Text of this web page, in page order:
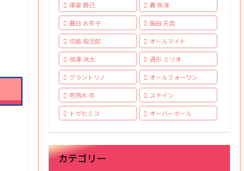
爆豪 勝己 轟 焦凍
麗日 お茶子 飯田 天哉
切島 鋭児郎 オールマイト
相澤 消太 通形 ミリオ
グラントリノ オールフォーワン
死柄木 弔 ステイン
トガヒミコ オーバーホール
カテゴリー